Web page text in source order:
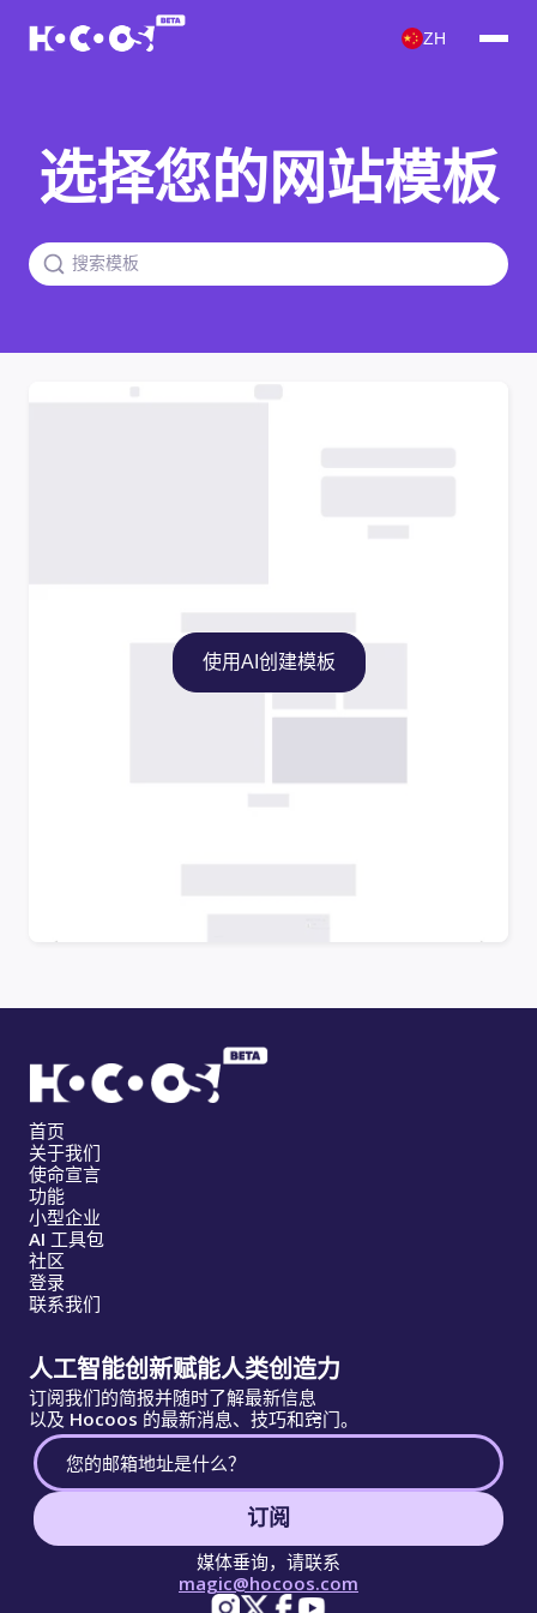
ZH
选择您的网站模板
使用AI创建模板
首页
关于我们
使命宣言
功能
小型企业
AI 工具包
社区
登录
联系我们
人工智能创新赋能人类创造力
订阅我们的简报并随时了解最新信息
以及 Hocoos 的最新消息、技巧和窍门。
订阅
媒体垂询，请联系
magic@hocoos.com